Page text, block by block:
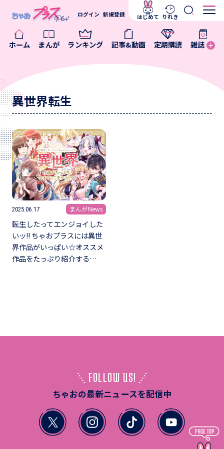
ホーム まんが ランキング 記事&動画 定期購読 雑誌
ログイン 新規登録 はじめて りれき
異世界転生
2025.06.17 まんがNews
転生したってエンジョイした
いッ!! ちゃおプラスには異世
界作品がいっぱい☆オススメ
作品をたっぷり紹介する…
FOLLOW US!
ちゃおの最新ニュースを配信中